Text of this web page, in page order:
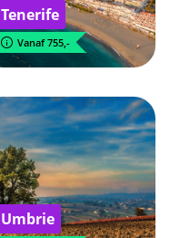
Tenerife
Vanaf 755,-
Umbrie